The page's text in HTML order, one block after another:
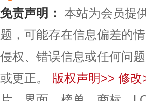
免责声明： 本站为会员提
题，可能存在信息偏差的
侵权、错误信息或任何问
或更正。
版权声明>> 修改